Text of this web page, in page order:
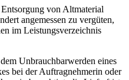
von Altmaterial
angemessen zu vergüten,
im Leistungsverzeichnis
Unbrauchbarwerden eines
bei der Auftragnehmerin oder